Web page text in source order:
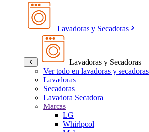
Lavadoras y Secadoras
Lavadoras y Secadoras
Ver todo en lavadoras y secadoras
Lavadoras
Secadoras
Lavadora Secadora
Marcas
LG
Whirlpool